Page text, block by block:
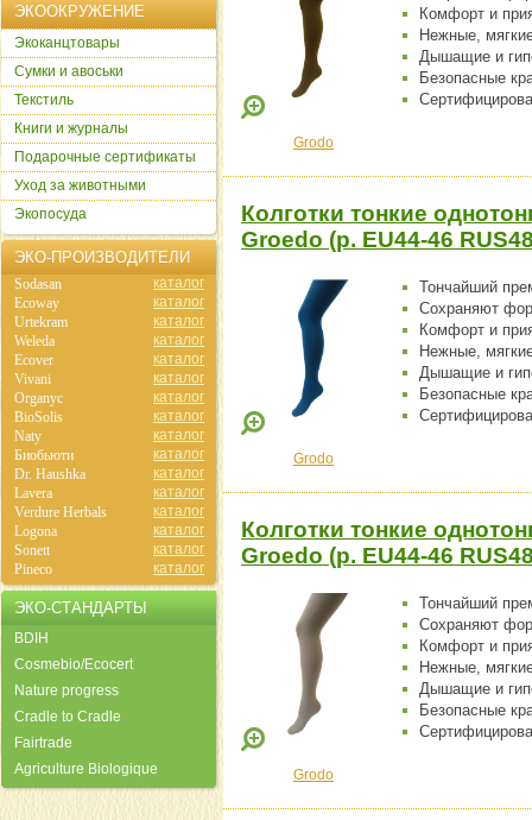
Комфорт и
Нежные,
Дышащие и
Безопасные
Grodo
Колготки тонкие
Groedo (р. EU44-46
Тончайший
Сохраняют
Комфорт и
Нежные,
Дышащие и
Безопасные
Grodo
Колготки тонкие
Groedo (р. EU44-46
Тончайший
Сохраняют
Комфорт и
Нежные,
Дышащие и
Безопасные
Grodo
ЭКООКРУЖЕНИЕ
Экоканцтовары
Сумки и авоськи
Текстиль
Книги и журналы
Подарочные сертификаты
Уход за животными
Экопосуда
ЭКО-ПРОИЗВОДИТЕЛИ
Sodasan
каталог
Ecoway
каталог
Urtekram
каталог
Weleda
каталог
Ecover
каталог
Vivani
каталог
Organyc
каталог
BioSolis
каталог
Naty
каталог
Биобьюти
каталог
Dr. Haushka
каталог
Lavera
каталог
Verdure Herbals
каталог
Logona
каталог
Sonett
каталог
Pineco
каталог
ЭКО-СТАНДАРТЫ
BDIH
Cosmebio/Ecocert
Nature progress
Cradle to Cradle
Fairtrade
Agriculture Biologique